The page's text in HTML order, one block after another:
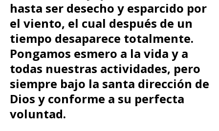
hasta ser desecho y esparcido por
el viento, el cual después de un
tiempo desaparece totalmente.
Pongamos esmero a la vida y a
todas nuestras actividades, pero
siempre bajo la santa dirección de
Dios y conforme a su perfecta
voluntad.